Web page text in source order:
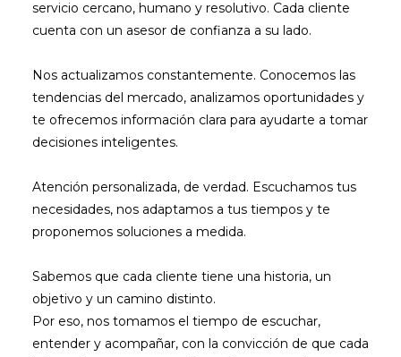
servicio cercano, humano y resolutivo. Cada cliente
cuenta con un asesor de confianza a su lado.
Nos actualizamos constantemente. Conocemos las
tendencias del mercado, analizamos oportunidades y
te ofrecemos información clara para ayudarte a tomar
decisiones inteligentes.
Atención personalizada, de verdad. Escuchamos tus
necesidades, nos adaptamos a tus tiempos y te
proponemos soluciones a medida.
Sabemos que cada cliente tiene una historia, un
objetivo y un camino distinto.
Por eso, nos tomamos el tiempo de escuchar,
entender y acompañar, con la convicción de que cada